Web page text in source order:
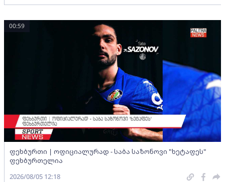
ფეხბურთი | ოფიციალურად - საბა საზონოვი "ხეტაფეს"
ფეხბურთელია
00:59
2026/08/05 12:18